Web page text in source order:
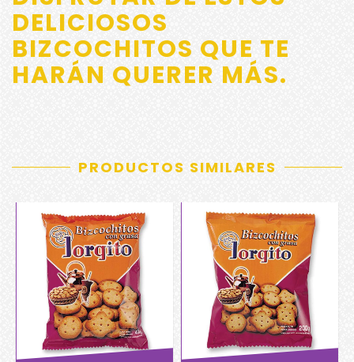
DELICIOSOS
BIZCOCHITOS QUE TE
HARÁN QUERER MÁS.
PRODUCTOS SIMILARES